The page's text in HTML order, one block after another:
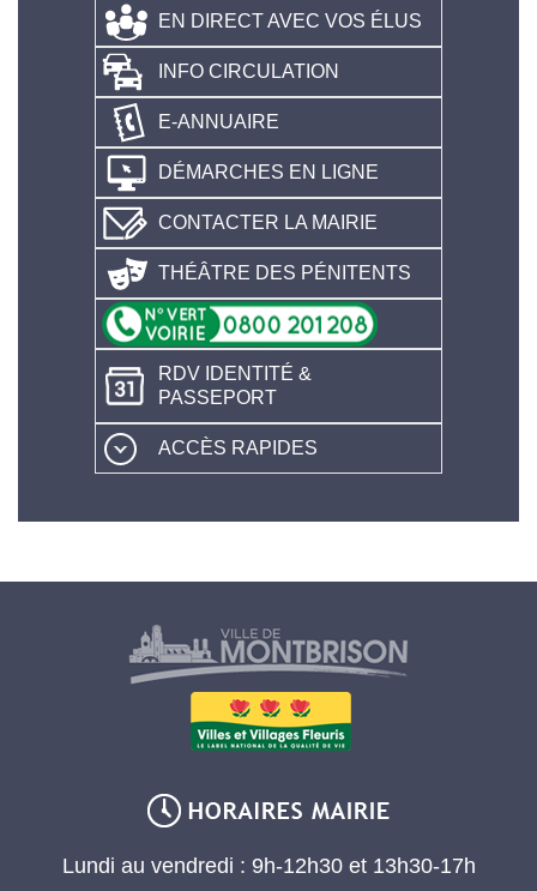
EN DIRECT AVEC VOS ÉLUS
INFO CIRCULATION
E-ANNUAIRE
DÉMARCHES EN LIGNE
CONTACTER LA MAIRIE
THÉÂTRE DES PÉNITENTS
RDV IDENTITÉ &
PASSEPORT
ACCÈS RAPIDES
Lundi au vendredi : 9h-12h30 et 13h30-17h